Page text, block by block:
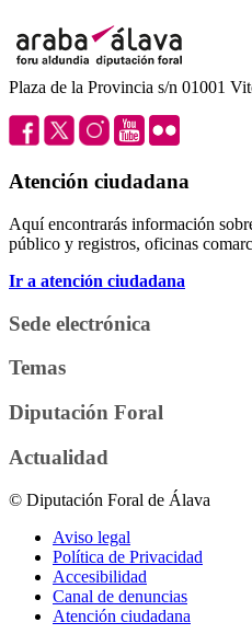
Plaza de la Provincia s/n 01001
Atención ciudadana
Aquí encontrarás información
público y registros, oficinas
Ir a atención ciudadana
Sede electrónica
Temas
Diputación Foral
Actualidad
© Diputación Foral de Álava
Aviso legal
Política de Privacidad
Accesibilidad
Canal de denuncias
Atención ciudadana